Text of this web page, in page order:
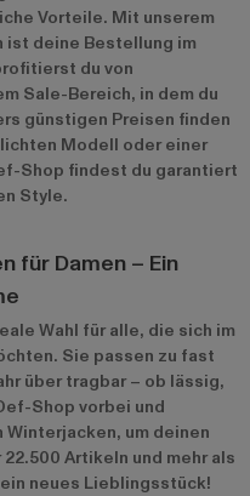
Vorteile. Mit unserem
ist deine Bestellung im
du von
Sale-Bereich, in dem du
günstigen Preisen finden
Modell oder einer
Shop findest du garantiert
Style.
für Damen – Ein
Wahl für alle, die sich im
Sie passen zu fast
über tragbar – ob lässig,
Shop vorbei und
um deinen
Artikeln und mehr als
neues Lieblingsstück!